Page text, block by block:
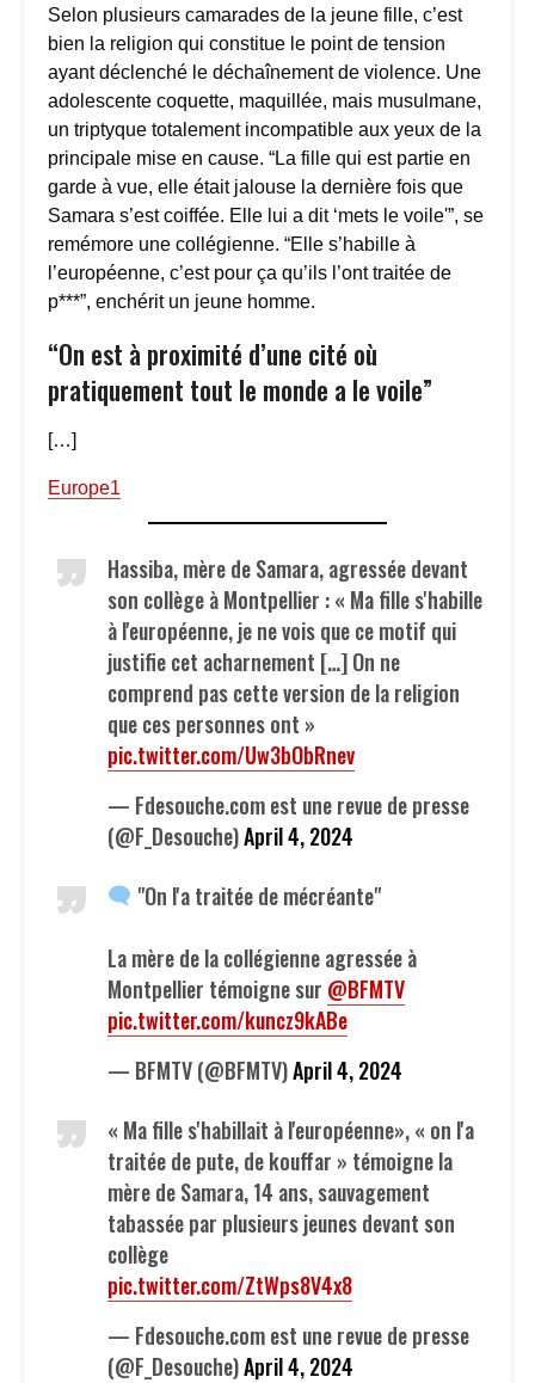
Selon plusieurs camarades de la jeune fille, c’est
bien la religion qui constitue le point de tension
ayant déclenché le déchaînement de violence. Une
adolescente coquette, maquillée, mais musulmane,
un triptyque totalement incompatible aux yeux de la
principale mise en cause. “La fille qui est partie en
garde à vue, elle était jalouse la dernière fois que
Samara s’est coiffée. Elle lui a dit ‘mets le voile'”, se
remémore une collégienne. “Elle s’habille à
l’européenne, c’est pour ça qu’ils l’ont traitée de
p***”, enchérit un jeune homme.
“On est à proximité d’une cité où
pratiquement tout le monde a le voile”
[…]
Europe1
Hassiba, mère de Samara, agressée devant
son collège à Montpellier : « Ma fille s'habille
à l'européenne, je ne vois que ce motif qui
justifie cet acharnement […] On ne
comprend pas cette version de la religion
que ces personnes ont »
pic.twitter.com/Uw3bObRnev
— Fdesouche.com est une revue de presse
(@F_Desouche)April 4, 2024
"On l'a traitée de mécréante"
La mère de la collégienne agressée à
Montpellier témoigne sur @BFMTV
pic.twitter.com/kuncz9kABe
— BFMTV (@BFMTV)April 4, 2024
« Ma fille s'habillait à l'européenne», « on l'a
traitée de pute, de kouffar » témoigne la
mère de Samara, 14 ans, sauvagement
tabassée par plusieurs jeunes devant son
collège
pic.twitter.com/ZtWps8V4x8
— Fdesouche.com est une revue de presse
(@F_Desouche)April 4, 2024